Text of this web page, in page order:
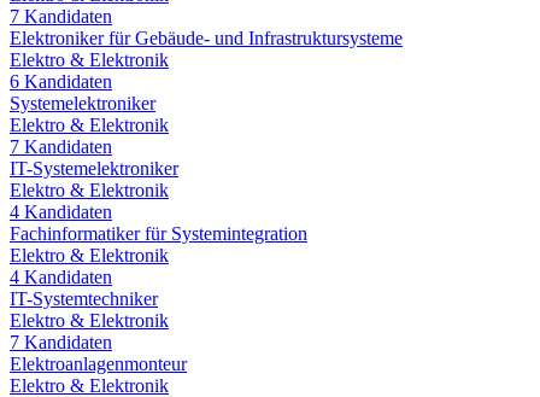
7 Kandidaten
Elektroniker für Gebäude- und Infrastruktursysteme
Elektro & Elektronik
6 Kandidaten
Systemelektroniker
Elektro & Elektronik
7 Kandidaten
IT-Systemelektroniker
Elektro & Elektronik
4 Kandidaten
Fachinformatiker für Systemintegration
Elektro & Elektronik
4 Kandidaten
IT-Systemtechniker
Elektro & Elektronik
7 Kandidaten
Elektroanlagenmonteur
Elektro & Elektronik